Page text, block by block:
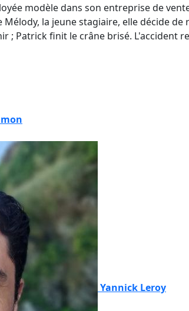
modèle dans son entreprise de
la jeune stagiaire, elle décide
; Patrick finit le crâne brisé. L'accident
Yannick Leroy